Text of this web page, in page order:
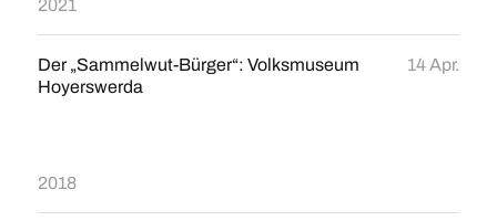
2021
Der „Sammelwut-Bürger“: Volksmuseum
Hoyerswerda
14 Apr.
2018